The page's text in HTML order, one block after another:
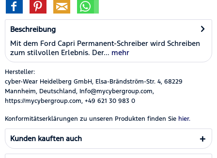
Beschreibung
Mit dem Ford Capri Permanent-Schreiber wird Schreiben
zum stilvollen Erlebnis. Der... mehr
Hersteller:
cyber-Wear Heidelberg GmbH, Elsa-Brändström-Str. 4, 68229
Mannheim, Deutschland, Info@mycybergroup.com,
https://mycybergroup.com, +49 621 30 983 0
Konformitätserklärungen zu unseren Produkten finden Sie hier.
Kunden kauften auch